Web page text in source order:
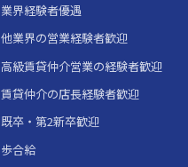
業界経験者優遇
他業界の営業経験者歓迎
高級賃貸仲介営業の経験者歓迎
賃貸仲介の店長経験者歓迎
既卒・第2新卒歓迎
歩合給